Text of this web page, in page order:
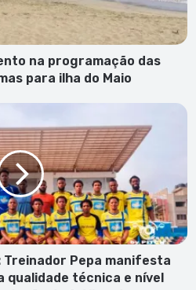
na programação das
para ilha do Maio
Treinador Pepa manifesta
técnica e nível